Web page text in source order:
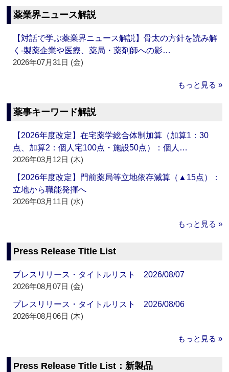
薬業界ニュース解説
【対話で学ぶ薬業界ニュース解説】骨太の方針を読み解
く‐製薬企業や医療、薬局・薬剤師への影…
2026年07月31日 (金)
もっと見る »
薬事キーワード解説
【2026年度改定】在宅薬学総合体制加算（加算1：30
点、加算2：個人宅100点・施設50点）：個人…
2026年03月12日 (木)
【2026年度改定】門前薬局等立地依存減算（▲15点）：
立地から職能発揮へ
2026年03月11日 (水)
もっと見る »
Press Release Title List
プレスリリース・タイトルリスト 2026/08/07
2026年08月07日 (金)
プレスリリース・タイトルリスト 2026/08/06
2026年08月06日 (木)
もっと見る »
Press Release Title List：新製品